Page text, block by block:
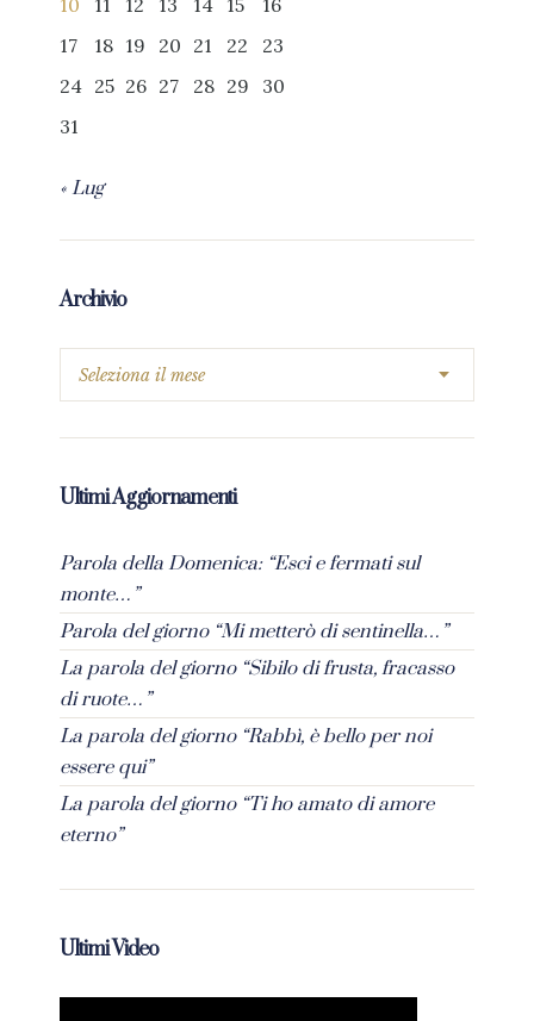
17
18 19 20 21 22
23
24 25 26 27 28 29
30
31
« Lug
Archivio
Ultimi Aggiornamenti
Parola della Domenica: “Esci e fermati sul
monte…”
Parola del giorno “Mi metterò di sentinella…”
La parola del giorno “Sibilo di frusta, fracasso
di ruote…”
La parola del giorno “Rabbì, è bello per noi
essere qui”
La parola del giorno “Ti ho amato di amore
eterno”
Ultimi Video